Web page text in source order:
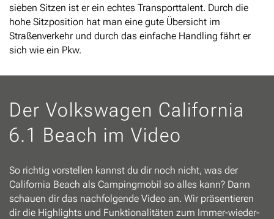
sieben Sitzen ist er ein echtes Transporttalent. Durch die
hohe Sitzposition hat man eine gute Übersicht im
Straßenverkehr und durch das einfache Handling fährt er
sich wie ein Pkw.
Der Volkswagen California
6.1 Beach im Video
So richtig vorstellen kannst du dir noch nicht, was der
California Beach als Campingmobil so alles kann? Dann
schauen dir das nachfolgende Video an. Wir präsentieren
dir die Highlights und Funktionalitäten zum Immer-wieder-